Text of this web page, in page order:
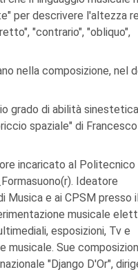
per descrivere l'altezza
"contrario", "obliquo",
nella composizione, nel
grado di abilità
spaziale" di Francesco
incaricato al Politecnico
Ideatore
Musica e ai CPSM presso
musicale
esposizioni, Tv e
Sue
"Django D'Or",